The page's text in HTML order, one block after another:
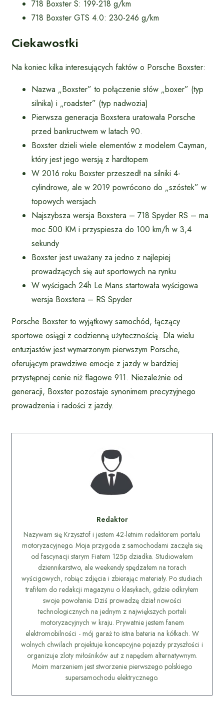
718 Boxster S: 199-218 g/km
718 Boxster GTS 4.0: 230-246 g/km
Ciekawostki
Na koniec kilka interesujących faktów o Porsche Boxster:
Nazwa „Boxster” to połączenie słów „boxer” (typ
silnika) i „roadster” (typ nadwozia)
Pierwsza generacja Boxstera uratowała Porsche
przed bankructwem w latach 90.
Boxster dzieli wiele elementów z modelem Cayman,
który jest jego wersją z hardtopem
W 2016 roku Boxster przeszedł na silniki 4-
cylindrowe, ale w 2019 powrócono do „szóstek” w
topowych wersjach
Najszybsza wersja Boxstera – 718 Spyder RS – ma
moc 500 KM i przyspiesza do 100 km/h w 3,4
sekundy
Boxster jest uważany za jedno z najlepiej
prowadzących się aut sportowych na rynku
W wyścigach 24h Le Mans startowała wyścigowa
wersja Boxstera – RS Spyder
Porsche Boxster to wyjątkowy samochód, łączący
sportowe osiągi z codzienną użytecznością. Dla wielu
entuzjastów jest wymarzonym pierwszym Porsche,
oferującym prawdziwe emocje z jazdy w bardziej
przystępnej cenie niż flagowe 911. Niezależnie od
generacji, Boxster pozostaje synonimem precyzyjnego
prowadzenia i radości z jazdy.
Redaktor
Nazywam się Krzysztof i jestem 42-letnim redaktorem portalu
motoryzacyjnego. Moja przygoda z samochodami zaczęła się
od fascynacji starym Fiatem 125p dziadka. Studiowałem
dziennikarstwo, ale weekendy spędzałem na torach
wyścigowych, robiąc zdjęcia i zbierając materiały. Po studiach
trafiłem do redakcji magazynu o klasykach, gdzie odkryłem
swoje powołanie. Dziś prowadzę dział nowości
technologicznych na jednym z największych portali
motoryzacyjnych w kraju. Prywatnie jestem fanem
elektromobilności - mój garaż to istna bateria na kółkach. W
wolnych chwilach projektuje koncepcyjne pojazdy przyszłości i
organizuje zloty miłośników aut z napędem alternatywnym.
Moim marzeniem jest stworzenie pierwszego polskiego
supersamochodu elektrycznego.